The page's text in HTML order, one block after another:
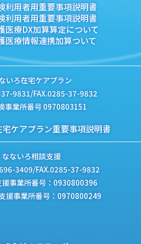
利用者用重要事項説明書
利用者用重要事項説明書
医療DX加算算定について
医療情報連携加算ついて
いろ在宅ケアプラン
9831/FAX.0285-37-9832
事業所番号 0970803151
ケアプラン重要事項説明書
なないろ相談支援
3409/FAX.0285-37-9832
援事業所番号：0930800396
援事業所番号：0970800249